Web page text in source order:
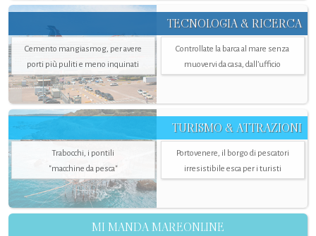
TECNOLOGIA & RICERCA
Cemento mangiasmog, per avere
porti più puliti e meno inquinati
Controllate la barca al mare senza
muovervi da casa, dall’ufficio
TURISMO & ATTRAZIONI
Trabocchi, i pontili
"macchine da pesca"
Portovenere, il borgo di pescatori
irresistibile esca per i turisti
MI MANDA MAREONLINE